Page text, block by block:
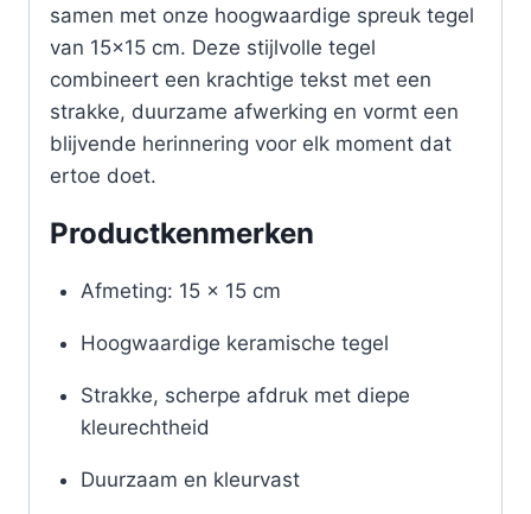
samen met onze hoogwaardige spreuk tegel
van 15×15 cm. Deze stijlvolle tegel
combineert een krachtige tekst met een
strakke, duurzame afwerking en vormt een
blijvende herinnering voor elk moment dat
ertoe doet.
Productkenmerken
Afmeting: 15 x 15 cm
Hoogwaardige keramische tegel
Strakke, scherpe afdruk met diepe
kleurechtheid
Duurzaam en kleurvast